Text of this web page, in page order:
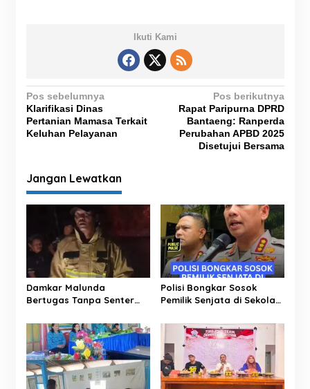
Ikuti Kami
N
a
v
g
a
i
p
o
s
Pos sebelumnya
Klarifikasi Dinas
Pertanian Mamasa Terkait
Keluhan Pelayanan
Pos berikutnya
Rapat Paripurna DPRD
Bantaeng: Ranperda
Perubahan APBD 2025
Disetujui Bersama
Jangan Lewatkan
Damkar Malunda
Bertugas Tanpa Senter
Hutan di Malam Hari
Polisi Bongkar Sosok
Pemilik Senjata di Sekolah
Perusahaan Impor